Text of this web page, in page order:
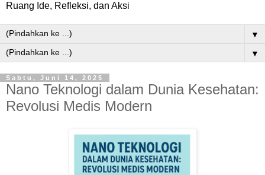
Ruang Ide, Refleksi, dan Aksi
▼
▼
Sabtu, Juni 14, 2025
Nano Teknologi dalam Dunia Kesehatan:
Revolusi Medis Modern